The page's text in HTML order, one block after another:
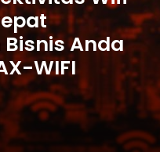
Anda
WIFI